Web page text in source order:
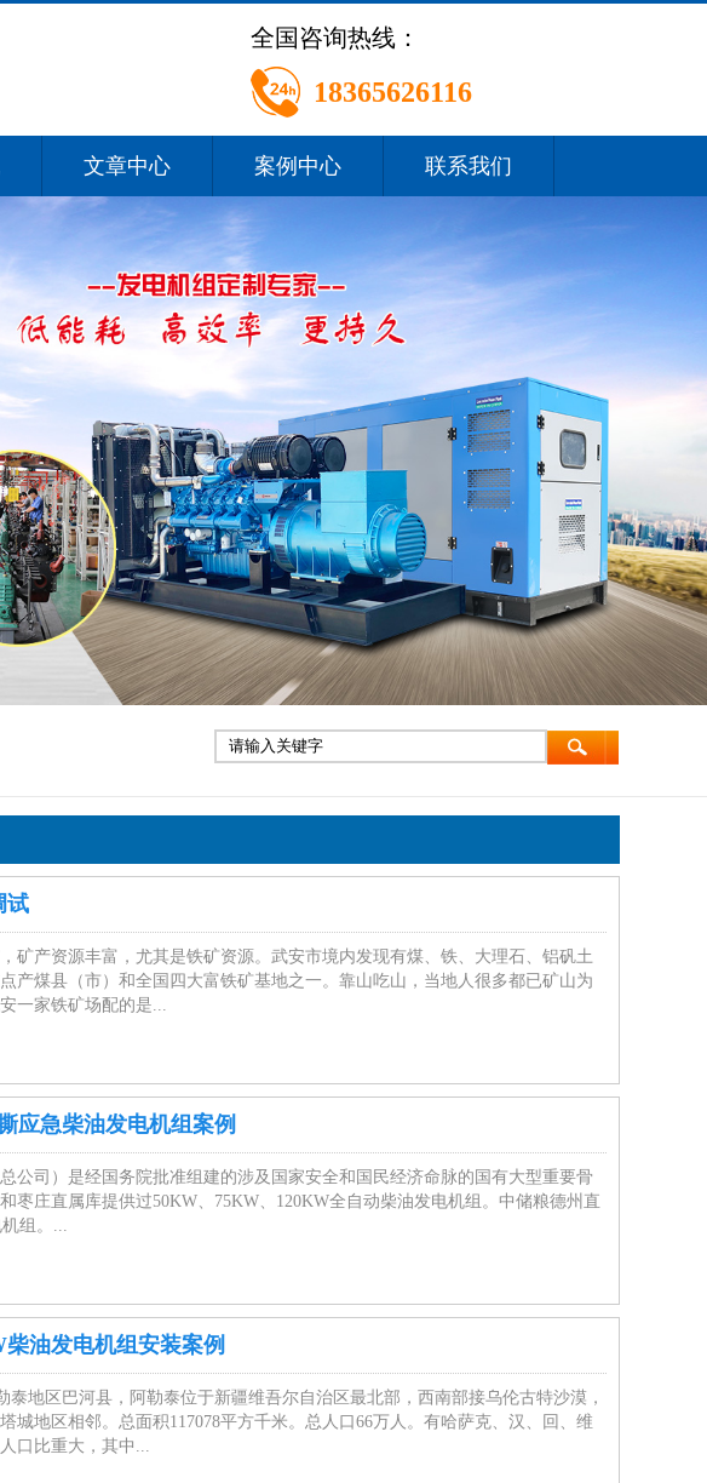
全国咨询热线：
18365626116
文章中心 案例中心 联系我们
试
矿产资源丰富，尤其是铁矿资源。武安市境内发现有煤、铁、大理石、铝矾土
产煤县（市）和全国四大富铁矿基地之一。靠山吃山，当地人很多都已矿山为
一家铁矿场配的是...
应急柴油发电机组案例
公司）是经国务院批准组建的涉及国家安全和国民经济命脉的国有大型重要骨
枣庄直属库提供过50KW、75KW、120KW全自动柴油发电机组。中储粮德州直
组。...
油发电机组安装案例
泰地区巴河县，阿勒泰位于新疆维吾尔自治区最北部，西南部接乌伦古特沙漠，
城地区相邻。总面积117078平方千米。总人口66万人。有哈萨克、汉、回、维
口比重大，其中...